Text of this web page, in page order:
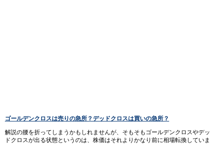
ゴールデンクロスは売りの急所？デッドクロスは買いの急所？
解説の腰を折ってしまうかもしれませんが、そもそもゴールデンクロスやデッ
ドクロスが出る状態というのは、株価はそれよりかなり前に相場転換していま